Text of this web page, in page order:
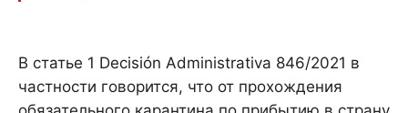
В статье 1 Decisión Administrativa 846/2021 в
частности говорится, что от прохождения